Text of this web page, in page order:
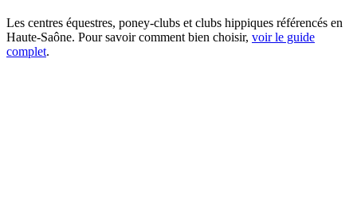
Les centres équestres, poney-clubs et clubs hippiques référencés en
Haute-Saône. Pour savoir comment bien choisir, voir le guide
complet.